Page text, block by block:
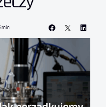
min